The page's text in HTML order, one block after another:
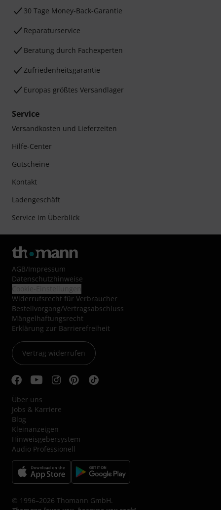
30 Tage Money-Back-Garantie
Reparaturservice
Beratung durch Fachexperten
Zufriedenheitsgarantie
Europas größtes Versandlager
Service
Versandkosten und Lieferzeiten
Hilfe-Center
Gutscheine
Kontakt
Ladengeschäft
Service im Überblick
AGB/Impressum
Datenschutzhinweise
Widerrufsrecht für Verbraucher
Bestellvorgang/Vertragsabschluss
Mängelhaftungsrecht
Erklärung zur Barrierefreiheit
Vertrag widerrufen
Über uns
Jobs & Karriere
Blog
Kleinanzeigen
Hinweisgebersystem
Audio Professionell
© 1996–2026 Thomann GmbH.